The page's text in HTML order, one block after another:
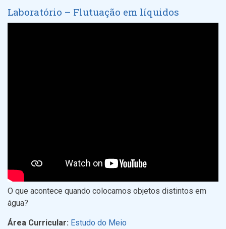
Laboratório – Flutuação em líquidos
O que acontece quando colocamos objetos distintos em
água?
Área Curricular: Estudo do Meio